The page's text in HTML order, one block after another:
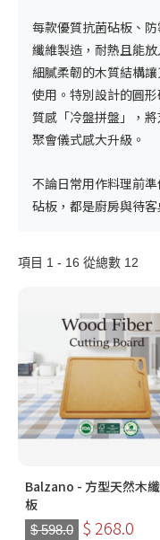
每款優質抗菌砧板 、
纖維製造，耐熱且能
細膩柔韌的木質結構
使用。特別設計的圓
質感「冷盤拼盤」，
聚會儀式感大升級。
不論日常用作料理前
砧板 ，都是廚房與待
項目 1 - 16 從總數 12
Balzano - 方型天然木
板
$ 598.0 $ 268.0